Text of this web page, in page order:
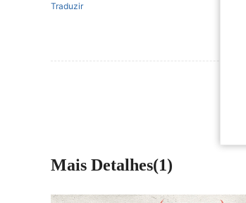
Traduzir
Mais Detalhes(1)